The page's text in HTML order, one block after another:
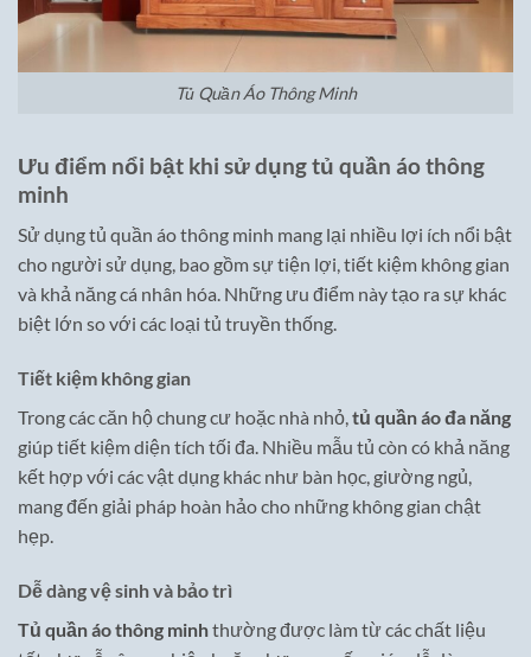
Tủ Quần Áo Thông Minh
Ưu điểm nổi bật khi sử dụng tủ quần áo thông
minh
Sử dụng tủ quần áo thông minh mang lại nhiều lợi ích nổi bật
cho người sử dụng, bao gồm sự tiện lợi, tiết kiệm không gian
và khả năng cá nhân hóa. Những ưu điểm này tạo ra sự khác
biệt lớn so với các loại tủ truyền thống.
Tiết kiệm không gian
Trong các căn hộ chung cư hoặc nhà nhỏ,tủ quần áo đa năng
giúp tiết kiệm diện tích tối đa. Nhiều mẫu tủ còn có khả năng
kết hợp với các vật dụng khác như bàn học, giường ngủ,
mang đến giải pháp hoàn hảo cho những không gian chật
hẹp.
Dễ dàng vệ sinh và bảo trì
Tủ quần áo thông minhthường được làm từ các chất liệu